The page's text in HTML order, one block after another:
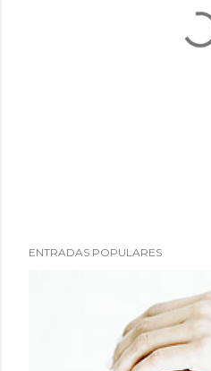
u
ENTRADAS POPULARES